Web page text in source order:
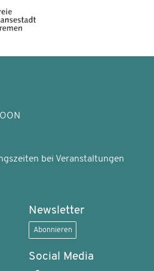
bei Veranstaltungen
Newsletter
Abonnieren
Social Media